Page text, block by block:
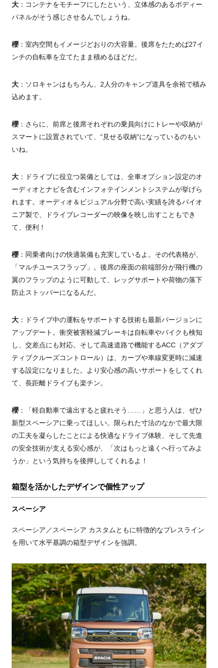
大 ：コンテナをモチーフにしたという、立体感のあるボディー
パネルがそう感じさせるんでしょうね。
櫻 ：室内空間もイメージどおりの大容量。後席をたためば27イ
ンチの自転車を立てたまま積めるほどだ。
大 ：ソロキャンはもちろん、2人分のキャンプ道具を余裕で積み
込めます。
櫻 ：さらに、前席と後席それぞれの乗員向けにトレーや収納が
スマートに設置されていて、“見せる収納”になっているのもい
いね。
大 ：ドライブに役立つ装備としては、全車オプション設定のオ
ーディオとナビを含むインフォテインメントシステムが挙げら
れます。オーディオ＆ビジュアル分野で高い実績を誇るパイオ
ニア製で、ドライブレコーダーの映像を映し出すこともでき
て、便利！
櫻 ：同乗者向けの快適装備も充実しているよ。その代表格が、
「マルチユースフラップ」。後席の座面の前端部分が飛行機の
翼のフラップのように可動して、レッグサポートや荷物の落下
防止ストッパーになるんだ。
大 ：ドライブ中の運転をサポートする技術も最新バージョンに
アップデート。衝突被害軽減ブレーキは自転車やバイクも検知
し、交差点にも対応。そして高速道路で機能するACC（アダプ
ティブクルーズコントロール）は、カーブや車線変更時に減速
する設定になりました。より安心感の高いサポートをしてくれ
て、長距離ドライブも楽チン。
櫻 ：「軽自動車で遠出すると疲れそう……」と思う人は、ぜひ
新型スペーシアに乗ってほしい。限られた寸法のなかで最大限
の工夫を凝らしたことによる快適なドライブ体験、そして先進
の安全技術が支える安心感が、「次はもっと遠くへ行ってみよ
うか」という気持ちを後押ししてくれるよ！
箱型を活かしたデザインで個性アップ
スペーシア
スペーシア／スペーシア カスタムともに特徴的なプレスライン
を用いて水平基調の箱型デザインを強調。